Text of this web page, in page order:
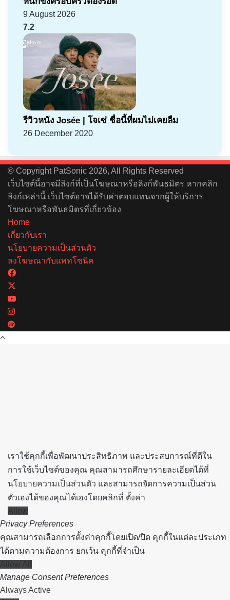
9 August 2026
7.2
รีวิวหนัง Josée | โจเซ่ ชื่อนี้ที่ผมไม่เคยลืม
26 December 2020
© Copyright PatSonic 2026, All Rights Reserved
เว็บไซต์นี้อาจมีลิงก์ที่เป็นโฆษณาหรือลิงก์พันธมิตร หากคลิก
ลิงก์เหล่านี้ เว็บไซต์อาจได้รับค่าตอบแทนจากผู้ให้บริการ
โฆษณาหรือพันธมิตรที่เกี่ยวข้อง
Home
เกี่ยวกับเรา
นโยบายความเป็นส่วนตัว
ลงโฆษณากับแพทโซนิค
เราใช้คุกกี้เพื่อพัฒนาประสิทธิภาพ และประสบการณ์ที่ดีใน
การใช้เว็บไซต์ของคุณ คุณสามารถศึกษารายละเอียดได้ที่
นโยบายความเป็นส่วนตัว และสามารถจัดการความเป็นส่วน
ตัวเองได้ของคุณได้เองโดยคลิกที่ ตั้งค่า
Allow
Privacy Preferences
คุณสามารถเลือกการตั้งค่าคุกกี้โดยเปิด/ปิด คุกกี้ในแต่ละประเภท
ได้ตามความต้องการ ยกเว้น คุกกี้ที่จำเป็น
Allow All
Manage Consent Preferences
Always Active